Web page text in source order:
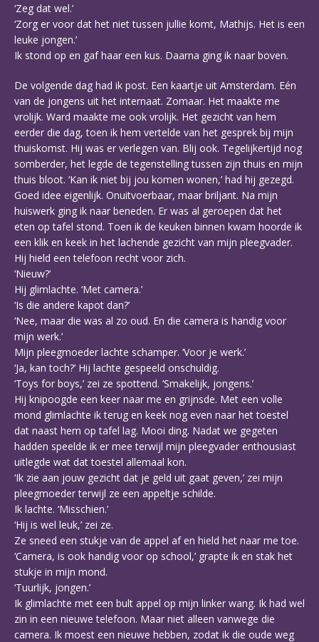
‘Zeg dat wel.’
‘Zorg er voor dat het niet tussen jullie komt, Mathijs. Het is een
leuke jongen.’
Ik stond op en gaf haar een kus. Daarna ging ik naar boven.
De volgende dag had ik post. Een kaartje uit Amsterdam. Eén
van de jongens uit het internaat. Zomaar. Het maakte me
vrolijk. Ward maakte me ook vrolijk. Het gezicht van hem
eerder die dag, toen ik hem vertelde van het gesprek bij mijn
thuiskomst. Hij was er verlegen van. Blij ook. Tegelijkertijd nog
somberder, het legde de tegenstelling tussen zijn thuis en mijn
thuis bloot. ‘Kan ik niet bij jou komen wonen,’ had hij gezegd.
Goed idee eigenlijk. Onuitvoerbaar, maar briljant. Na mijn
huiswerk ging ik naar beneden. Er was al geroepen dat het
eten op tafel stond. Toen ik de keuken binnen kwam hoorde ik
een klik en keek in het lachende gezicht van mijn pleegvader.
Hij hield een telefoon recht voor zich.
‘Nieuw?’
Hij glimlachte. ‘Met camera.’
‘Is die andere kapot dan?’
‘Nee, maar die was al zo oud. En die camera is handig voor
mijn werk.’
Mijn pleegmoeder lachte schamper. ‘Voor je werk.’
‘Ja, kan toch?’ Hij lachte gespeeld onschuldig.
‘Toys for boys,’ zei ze spottend. ‘Smakelijk, jongens.’
Hij knipoogde een keer naar me en grijnsde. Met een volle
mond glimlachte ik terug en keek nog even naar het toestel
dat naast hem op tafel lag. Mooi ding. Nadat we gegeten
hadden speelde ik er mee terwijl mijn pleegvader enthousiast
uitlegde wat dat toestel allemaal kon.
‘Ik zie aan jouw gezicht dat je geld uit gaat geven,’ zei mijn
pleegmoeder terwijl ze een appeltje schilde.
Ik lachte. ‘Misschien.’
‘Hij is wel leuk,’ zei ze.
Ze sneed een stukje van de appel af en hield het naar me toe.
‘Camera, is ook handig voor op school,’ grapte ik en stak het
stukje in mijn mond.
‘Tuurlijk, jongen.’
Ik glimlachte met een bult appel op mijn linker wang. Ik had wel
zin in een nieuwe telefoon. Maar niet alleen vanwege die
camera. Ik moest een nieuwe hebben, zodat ik die oude weg